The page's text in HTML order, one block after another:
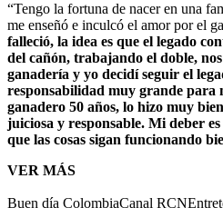
“Tengo la fortuna de nacer en una
me enseñó e inculcó el amor por el
falleció, la idea es que el legado
del cañón, trabajando el doble,
ganadería y yo decidí seguir el
responsabilidad muy grande para
ganadero 50 años, lo hizo muy
juiciosa y responsable. Mi deber
que las cosas sigan funcionando
VER MÁS
Buen día ColombiaCanal RCN